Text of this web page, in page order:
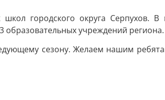
городского округа Серпухов.
образовательных учреждений региона.
сезону. Желаем нашим